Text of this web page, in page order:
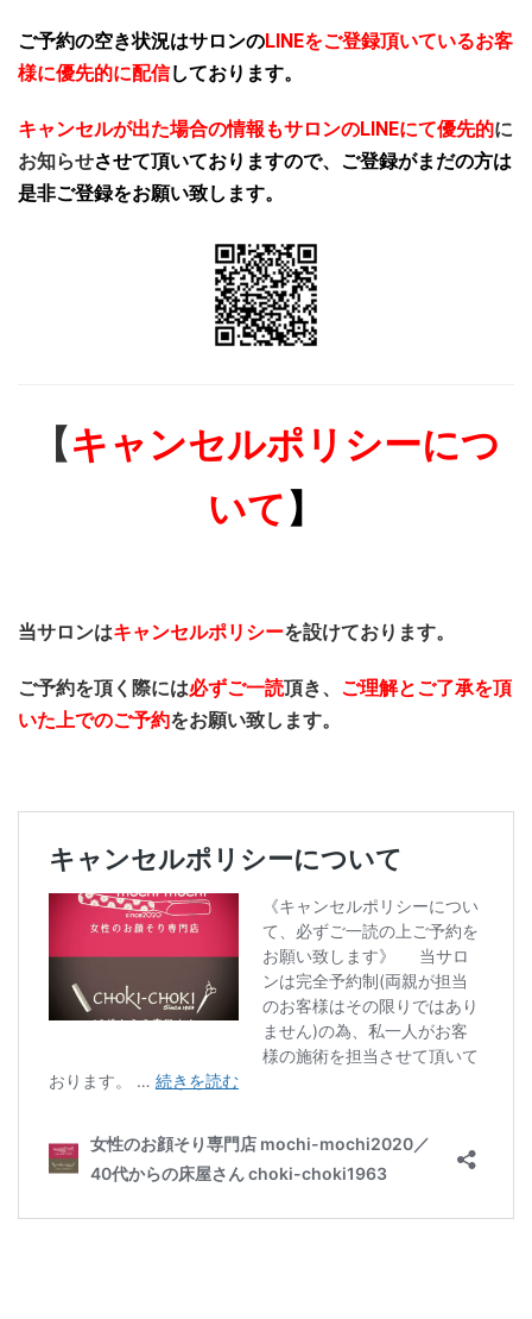
ご予約の空き状況はサロンのLINEをご登録頂いているお客
様に優先的に配信しております。
キャンセルが出た場合の情報もサロンのLINEにて優先的に
お知らせさせて頂いておりますので、ご登録がまだの方は
是非ご登録をお願い致します。
【キャンセルポリシーにつ
いて 】
当サロンはキャンセルポリシーを設けております。
ご予約を頂く際には必ずご一読頂き、 ご理解とご了承を頂
いた上でのご予約をお願い致します。